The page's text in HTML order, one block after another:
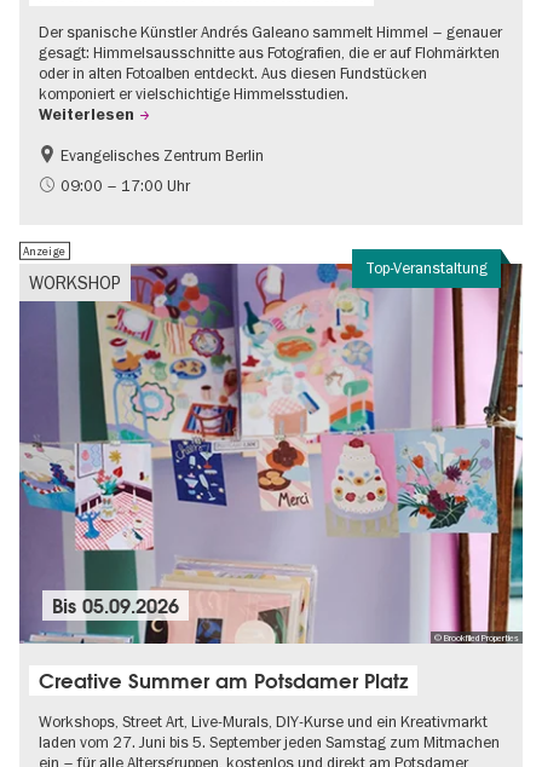
Der spanische Künstler Andrés Galeano sammelt Himmel – genauer
gesagt: Himmelsausschnitte aus Fotografien, die er auf Flohmärkten
oder in alten Fotoalben entdeckt. Aus diesen Fundstücken
komponiert er vielschichtige Himmelsstudien.
Weiterlesen
Gratis
Evangelisches Zentrum Berlin
09:00 – 17:00 Uhr
Top-Veranstaltung
WORKSHOP
Anzeige
© Brookfiled Properties
Bis05.09.2026
Creative Summer am Potsdamer Platz
Workshops, Street Art, Live-Murals, DIY-Kurse und ein Kreativmarkt
laden vom 27. Juni bis 5. September jeden Samstag zum Mitmachen
ein – für alle Altersgruppen, kostenlos und direkt am Potsdamer